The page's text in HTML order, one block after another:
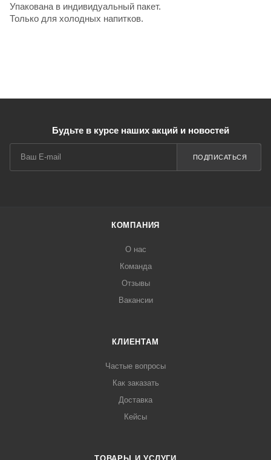
Упакована в индивидуальный пакет.
Только для холодных напитков.
Будьте в курсе наших акций и новостей
ПОДПИСАТЬСЯ
КОМПАНИЯ
О нас
Команда
Отзывы
Вакансии
КЛИЕНТАМ
Частые вопросы
Как заказать
Доставка
Кейсы